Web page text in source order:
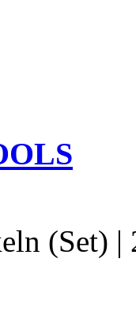
(Set) |